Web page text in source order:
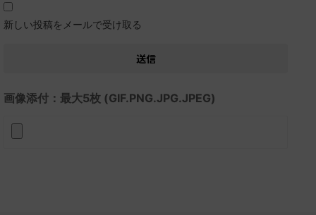
新しい投稿をメールで受け取る
画像添付：最大5枚 (GIF.PNG.JPG.JPEG)